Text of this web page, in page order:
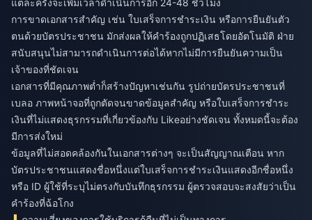
แต่ละครั้งจะเพิ่มเวลาดำเนินการอีก 24-48 ชั่วโมง
การขาดเอกสารสำคัญ เช่น ใบเสร็จการชำระเงิน หรือการยืนยันตัว
ตนด้วยบัตรประชาชน มักส่งผลให้คำร้องถูกปฏิเสธโดยอัตโนมัติ ฝ่าย
สนับสนุนไม่สามารถดำเนินการต่อได้หากไม่มีการยืนยันความเป็น
เจ้าของที่ชัดเจน
เอกสารที่มีคุณภาพต่ำก็สร้างปัญหาเช่นกัน รูปถ่ายบัตรประชาชนที่
เบลอ ภาพหน้าจอที่ถูกตัดจนขาดข้อมูลสำคัญ หรือใบเสร็จการชำระ
เงินที่ไม่แสดงธุรกรรมที่เกี่ยวข้องกับ Likeอย่างชัดเจน ทั้งหมดนี้จะต้อง
มีการส่งใหม่
ข้อมูลที่ไม่สอดคล้องกันในเอกสารต่างๆ จะเป็นสัญญาณเตือน หาก
บัตรประชาชนแสดงชื่อหนึ่งแต่ใบเสร็จการชำระเงินแสดงอีกชื่อหนึ่ง
หรือ ID ผู้ใช้ที่ระบุไม่ตรงกับบันทึกธุรกรรม ผู้ตรวจสอบจะสงสัยว่าเป็น
คำร้องที่ฉ้อโกง